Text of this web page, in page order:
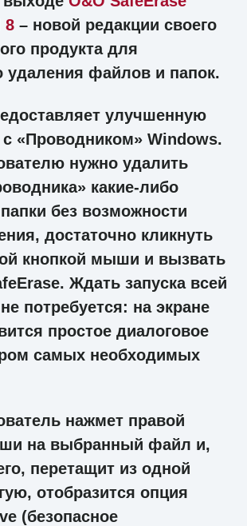
8– новой редакции своего
продукта для
удаления файлов и папок.
улучшенную
с «Проводником» Windows.
нужно удалить
какие-либо
без возможности
достаточно кликнуть
кнопкой мыши и вызвать
Ждать запуска всей
потребуется: на экране
простое диалоговое
самых необходимых
нажмет правой
на выбранный файл и,
перетащит из одной
отобразится опция
(безопасное